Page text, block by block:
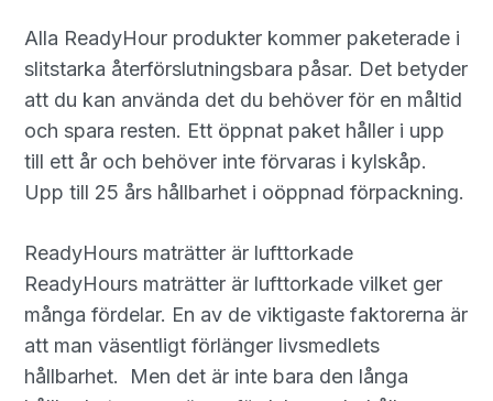
Alla ReadyHour produkter kommer paketerade i
slitstarka återförslutningsbara påsar. Det betyder
att du kan använda det du behöver för en måltid
och spara resten. Ett öppnat paket håller i upp
till ett år och behöver inte förvaras i kylskåp.
Upp till 25 års hållbarhet i oöppnad förpackning.
ReadyHours maträtter är lufttorkade
ReadyHours maträtter är lufttorkade vilket ger
många fördelar. En av de viktigaste faktorerna är
att man väsentligt förlänger livsmedlets
hållbarhet. Men det är inte bara den långa